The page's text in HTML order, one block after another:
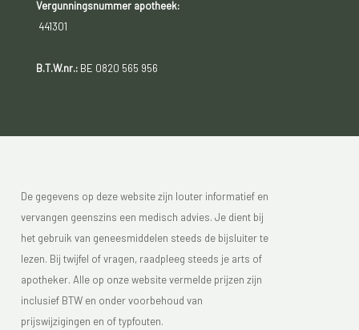
Vergunningsnummer apotheek:
441301
B.T.W.nr.:BE 0820 565 956
De gegevens op deze website zijn louter informatief en
vervangen geenszins een medisch advies. Je dient bij
het gebruik van geneesmiddelen steeds de bijsluiter te
lezen. Bij twijfel of vragen, raadpleeg steeds je arts of
apotheker. Alle op onze website vermelde prijzen zijn
inclusief BTW en onder voorbehoud van
prijswijzigingen en of typfouten.